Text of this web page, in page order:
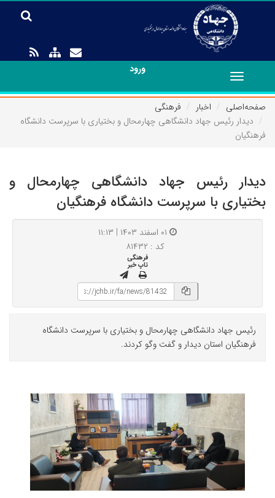
ورود
Toggle
navigation
صفحه‌اصلی
اخبار
فرهنگی
دیدار رئیس جهاد دانشگاهی چهارمحال و بختیاری با سرپرست دانشگاه
فرهنگیان
دیدار رئیس جهاد دانشگاهی چهارمحال و
بختیاری با سرپرست دانشگاه فرهنگیان
کد : ۸۱۴۳۲
فرهنگی
تاپ خبر
رئیس جهاد دانشگاهی چهارمحال و بختیاری با سرپرست دانشگاه
فرهنگیان استان دیدار و گفت وگو کردند.